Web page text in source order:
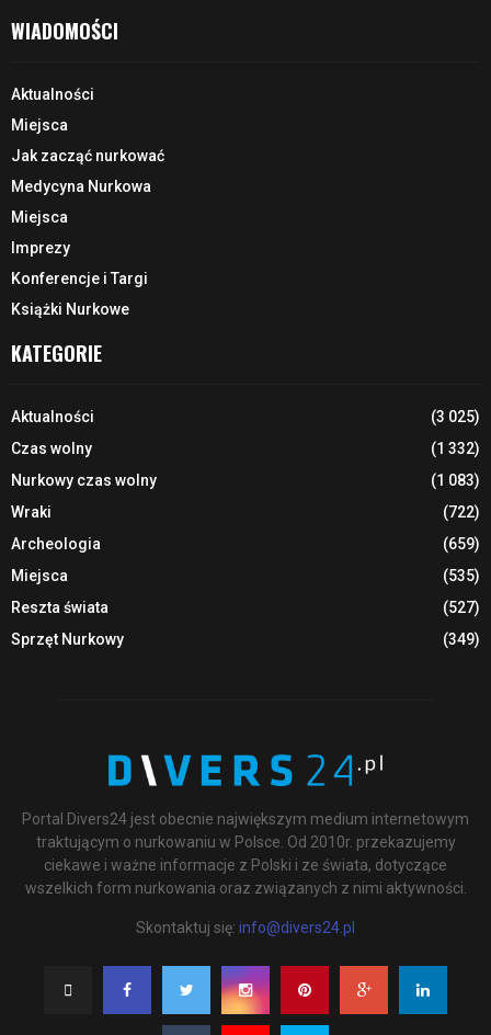
WIADOMOŚCI
Aktualności
Miejsca
Jak zacząć nurkować
Medycyna Nurkowa
Miejsca
Imprezy
Konferencje i Targi
Książki Nurkowe
KATEGORIE
Aktualności
(3 025)
Czas wolny
(1 332)
Nurkowy czas wolny
(1 083)
Wraki
(722)
Archeologia
(659)
Miejsca
(535)
Reszta świata
(527)
Sprzęt Nurkowy
(349)
Portal Divers24 jest obecnie największym medium internetowym
traktującym o nurkowaniu w Polsce. Od 2010r. przekazujemy
ciekawe i ważne informacje z Polski i ze świata, dotyczące
wszelkich form nurkowania oraz związanych z nimi aktywności.
Skontaktuj się: info@divers24.pl